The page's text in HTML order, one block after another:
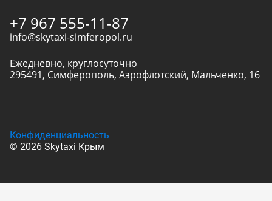
+7 967 555-11-87
info@skytaxi-simferopol.ru
Ежедневно, круглосуточно
295491, Симферополь, Аэрофлотский, Мальченко, 16
© 2026 Skytaxi Крым
Конфиденциальность